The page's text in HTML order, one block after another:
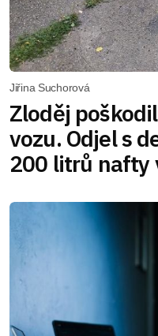
Jiřina Suchorová
Zloděj
vozu. Odjel s
200 litrů nafty